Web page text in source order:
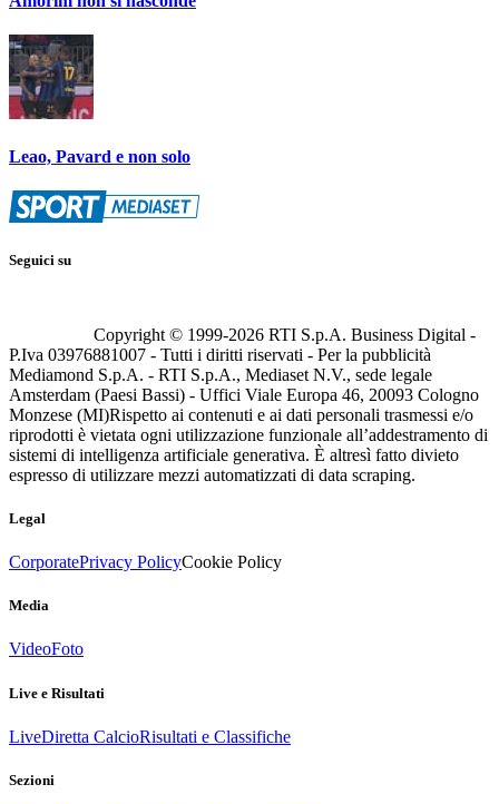
Leao, Pavard e non solo
Seguici su
Copyright © 1999-2026 RTI S.p.A. Business Digital -
P.Iva 03976881007 - Tutti i diritti riservati - Per la pubblicità
Mediamond S.p.A. - RTI S.p.A., Mediaset N.V., sede legale
Amsterdam (Paesi Bassi) - Uffici Viale Europa 46, 20093 Cologno
Monzese (MI)Rispetto ai contenuti e ai dati personali trasmessi e/o
riprodotti è vietata ogni utilizzazione funzionale all’addestramento di
sistemi di intelligenza artificiale generativa. È altresì fatto divieto
espresso di utilizzare mezzi automatizzati di data scraping.
Legal
CorporatePrivacy PolicyCookie Policy
Media
VideoFoto
Live e Risultati
LiveDiretta CalcioRisultati e Classifiche
Sezioni